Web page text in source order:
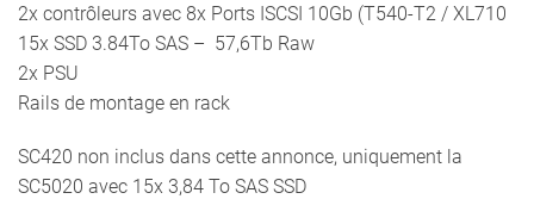
2x contrôleurs avec 8x Ports ISCSI 10Gb (T540-T2 / XL710
15x SSD 3.84To SAS – 57,6Tb Raw
2x PSU
Rails de montage en rack
SC420 non inclus dans cette annonce, uniquement la
SC5020 avec 15x 3,84 To SAS SSD